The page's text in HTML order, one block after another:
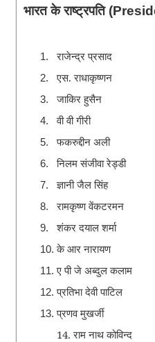
भारत के राष्ट्रपति
1. राजेन्द्र प्रसाद
2. एस. राधाकृष्णन
3. जाकिर हुसैन
4. वी वी गीरी
5. फकरुद्दीन अली
6. निलम संजीवा रेड्डी
7. ज्ञानी जैल सिंह
8. रामकृष्ण वेंकटरमन
9. शंकर दयाल शर्मा
10. के आर नारायण
11. ए पी जे अब्दुल कलाम
12. प्रतिभा देवी पाटिल
13. प्रणव मुखर्जी
14. राम नाथ कोविन्द